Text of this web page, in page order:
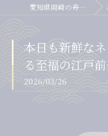
愛知県岡崎の寿司ならおしどり寿司
本日も新鮮な
る至福の江戸
2026/03/26